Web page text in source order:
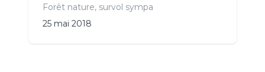
Forêt nature, survol sympa
25 mai 2018